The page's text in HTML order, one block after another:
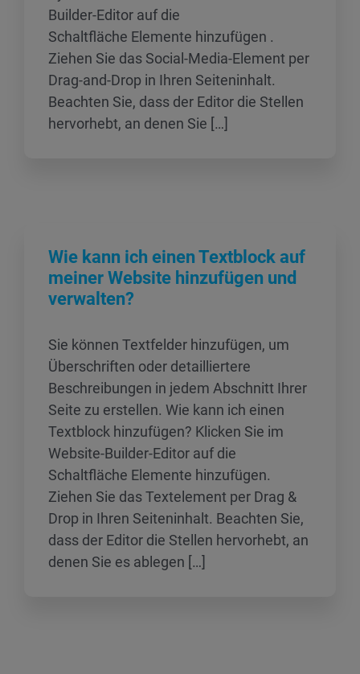
Builder-Editor auf die
Schaltfläche Elemente hinzufügen .
Ziehen Sie das Social-Media-Element per
Drag-and-Drop in Ihren Seiteninhalt.
Beachten Sie, dass der Editor die Stellen
hervorhebt, an denen Sie […]
Wie kann ich einen Textblock auf
meiner Website hinzufügen und
verwalten?
Sie können Textfelder hinzufügen, um
Überschriften oder detailliertere
Beschreibungen in jedem Abschnitt Ihrer
Seite zu erstellen. Wie kann ich einen
Textblock hinzufügen? Klicken Sie im
Website-Builder-Editor auf die
Schaltfläche Elemente hinzufügen.
Ziehen Sie das Textelement per Drag &
Drop in Ihren Seiteninhalt. Beachten Sie,
dass der Editor die Stellen hervorhebt, an
denen Sie es ablegen […]